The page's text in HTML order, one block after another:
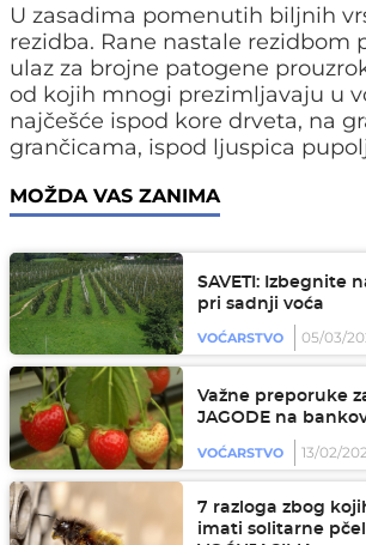
U zasadima pomenutih biljnih
rezidba. Rane nastale rezidbom
ulaz za brojne patogene
od kojih mnogi prezimljavaju u
najčešće ispod kore drveta, na
grančicama, ispod ljuspica
MOŽDA VAS ZANIMA
SAVETI: Izbegnite
pri sadnji voća
VOĆARSTVO 05/03/
Važne preporuke
JAGODE na
VOĆARSTVO 13/02/
7 razloga zbog
imati solitarne